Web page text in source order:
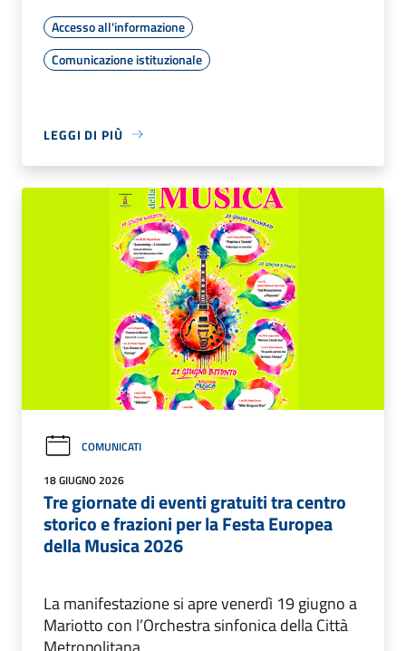
Accesso all'informazione
Comunicazione istituzionale
LEGGI DI PIÙ
COMUNICATI
18 GIUGNO 2026
Tre giornate di eventi gratuiti tra centro
storico e frazioni per la Festa Europea
della Musica 2026
La manifestazione si apre venerdì 19 giugno a
Mariotto con l’Orchestra sinfonica della Città